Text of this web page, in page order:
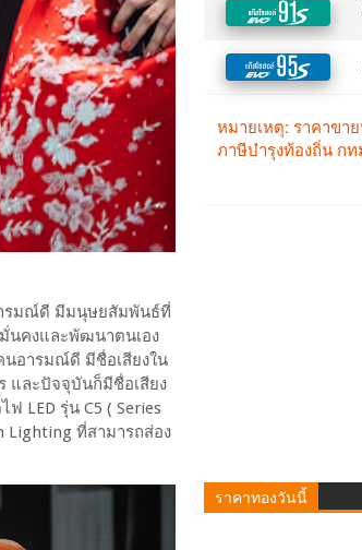
รมณ์ดี มีมนุษยสัมพันธ์ที่
นคงและพัฒนาตนเอง
นอารมณ์ดี มีชื่อเสียงใน
และปัจจุบันก็มีชื่อเสียง
LED รุ่น C5 ( Series
Lighting ที่สามารถส่อง
ราคาทองวันนี้